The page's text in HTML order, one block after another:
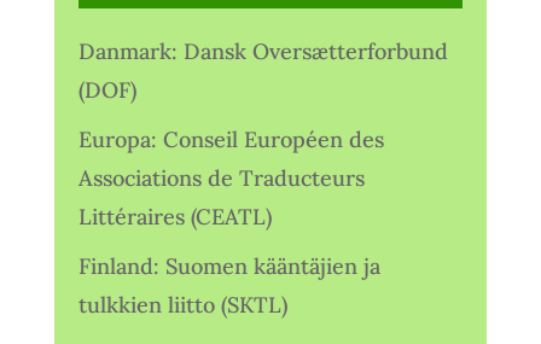
Danmark: Dansk Oversætterforbund
(DOF)
Europa: Conseil Européen des
Associations de Traducteurs
Littéraires (CEATL)
Finland: Suomen kääntäjien ja
tulkkien liitto (SKTL)